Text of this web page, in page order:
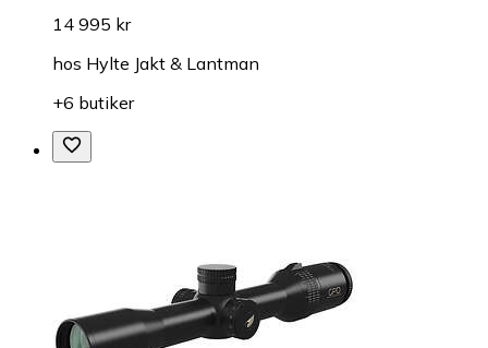
14 995 kr
hos Hylte Jakt & Lantman
+6 butiker